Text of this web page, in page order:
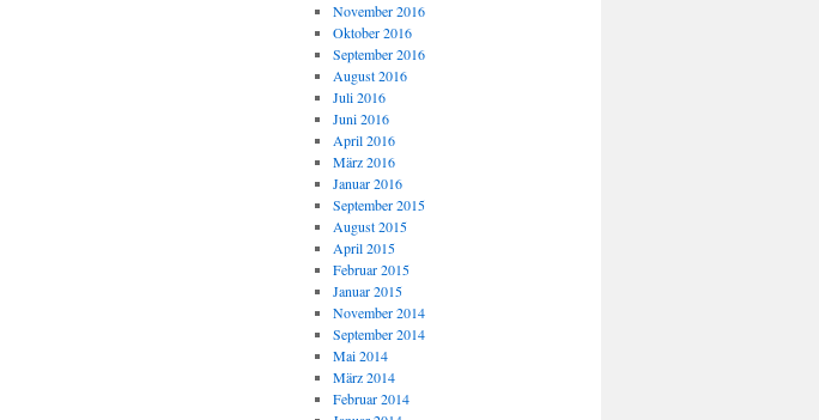
November 2016
Oktober 2016
September 2016
August 2016
Juli 2016
Juni 2016
April 2016
März 2016
Januar 2016
September 2015
August 2015
April 2015
Februar 2015
Januar 2015
November 2014
September 2014
Mai 2014
März 2014
Februar 2014